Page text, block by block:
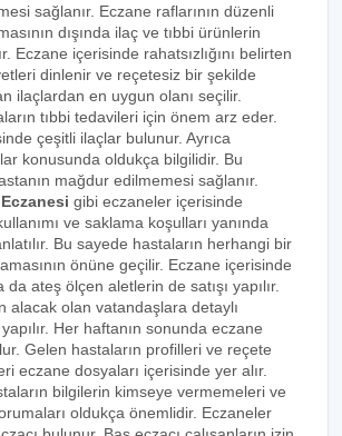
sağlanır. Eczane raflarının düzenli
dışında ilaç ve tıbbi ürünlerin
Eczane içerisinde rahatsızlığını belirten
dinlenir ve reçetesiz bir şekilde
ilaçlardan en uygun olanı seçilir.
tıbbi tedavileri için önem arz eder.
çeşitli ilaçlar bulunur. Ayrıca
konusunda oldukça bilgilidir. Bu
mağdur edilmemesi sağlanır.
gibi eczaneler içerisinde
ve saklama koşulları yanında
Bu sayede hastaların herhangi bir
önüne geçilir. Eczane içerisinde
ateş ölçen aletlerin de satışı yapılır.
alacak olan vatandaşlara detaylı
Her haftanın sonunda eczane
Gelen hastaların profilleri ve reçete
eczane dosyaları içerisinde yer alır.
bilgilerin kimseye vermemeleri ve
oldukça önemlidir. Eczaneler